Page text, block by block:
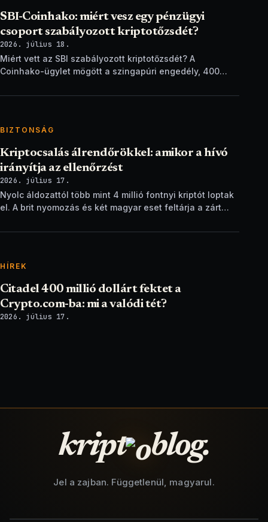
SBI-Coinhako: miért vesz egy pénzügyi
csoport szabályozott kriptotőzsdét?
2026. július 18.
Miért vett az SBI szabályozott kriptotőzsdét? A
Coinhako-ügylet mögött a szingapúri engedély, 400
BIZTONSÁG
Kriptocsalás álrendőrökkel: amikor a hívó
irányítja az ellenőrzést
2026. július 17.
Nyolc áldozattól több mint 4 millió fontnyi kriptót loptak
el. A brit nyomozás és két magyar eset feltárja a zárt
HÍREK
Citadel 400 millió dollárt fektet a
Crypto.com-ba: mi a valódi tét?
2026. július 17.
kript blog.
Jel a zajban. Függetlenül, magyarul.